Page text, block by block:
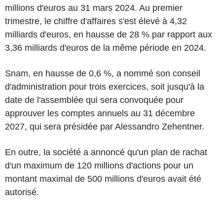
millions d'euros au 31 mars 2024. Au premier
trimestre, le chiffre d'affaires s'est élevé à 4,32
milliards d'euros, en hausse de 28 % par rapport aux
3,36 milliards d'euros de la même période en 2024.
Snam, en hausse de 0,6 %, a nommé son conseil
d'administration pour trois exercices, soit jusqu'à la
date de l'assemblée qui sera convoquée pour
approuver les comptes annuels au 31 décembre
2027, qui sera présidée par Alessandro Zehentner.
En outre, la société a annoncé qu'un plan de rachat
d'un maximum de 120 millions d'actions pour un
montant maximal de 500 millions d'euros avait été
autorisé.